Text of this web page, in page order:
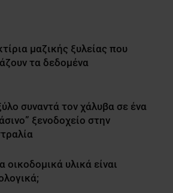
μαζικής ξυλείας που
τα δεδομένα
συναντά τον χάλυβα σε ένα
ξενοδοχείο στην
οικοδομικά υλικά είναι